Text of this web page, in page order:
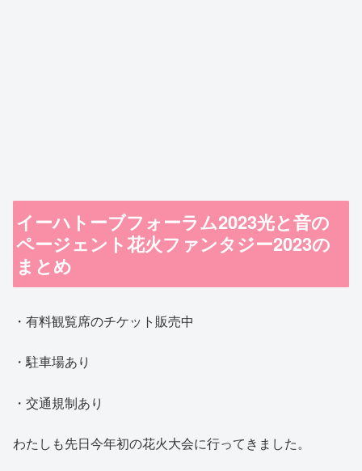
イーハトーブフォーラム2023光と音の
ページェント花火ファンタジー2023の
まとめ
・有料観覧席のチケット販売中
・駐車場あり
・交通規制あり
わたしも先日今年初の花火大会に行ってきました。